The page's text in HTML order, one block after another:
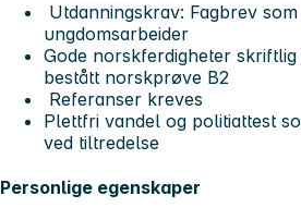
Utdanningskrav: Fagbrev
ungdomsarbeider
Gode norskferdigheter
bestått norskprøve B2
Referanser kreves
Plettfri vandel og politiattest
ved tiltredelse
Personlige egenskaper